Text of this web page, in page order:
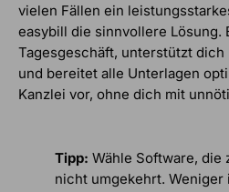
vielen Fällen ein
easybill die sinnvollere Lösung.
Tagesgeschäft, unterstützt
und bereitet alle Unterlagen
Kanzlei vor, ohne dich mit
Tipp: Wähle Software, die
nicht umgekehrt. Weniger